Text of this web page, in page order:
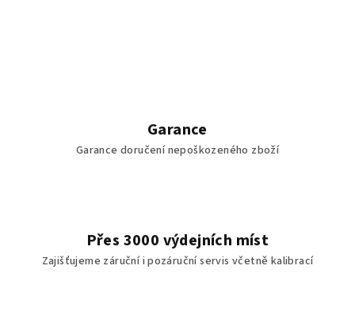
Garance
Garance doručení nepoškozeného zboží
Přes 3000 výdejních míst
Zajišťujeme záruční i pozáruční servis včetně kalibrací